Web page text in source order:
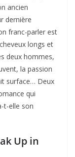
ancien
dernière
franc-parler est
longs et
deux hommes,
la passion
surface… Deux
qui
t-elle son
Up in